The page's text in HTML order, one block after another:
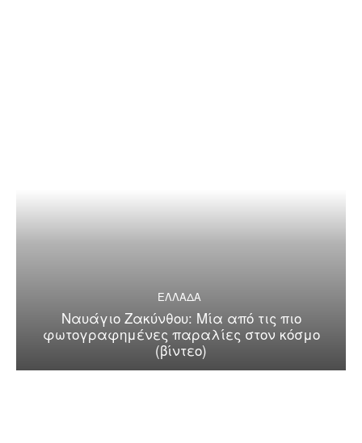
ΕΛΛΑΔΑ
Ναυάγιο Ζακύνθου: Μία από τις πιο
φωτογραφημένες παραλίες στον κόσμο
(βίντεο)